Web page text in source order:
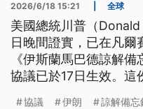
2026/6/18 15:21 全球
美國總統川普（
日晚間證實，已在凡爾
《伊斯蘭馬巴德諒解
協議已於17日生效。這
協議 伊朗 諒解備忘